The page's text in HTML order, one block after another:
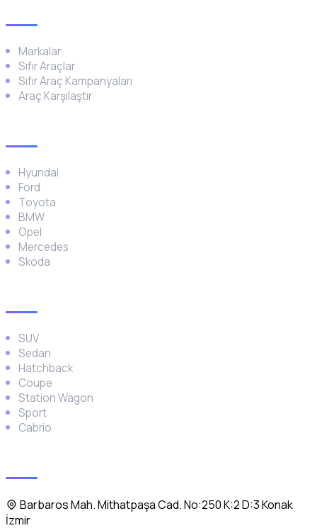
Markalar
Sıfır Araçlar
Sıfır Araç Kampanyaları
Araç Karşılaştır
Hyundai
Ford
Toyota
BMW
Opel
Mercedes
Skoda
SUV
Sedan
Hatchback
Coupe
Station Wagon
Sport
Cabrio
Barbaros Mah. Mithatpaşa Cad. No:250 K:2 D:3 Konak
İzmir